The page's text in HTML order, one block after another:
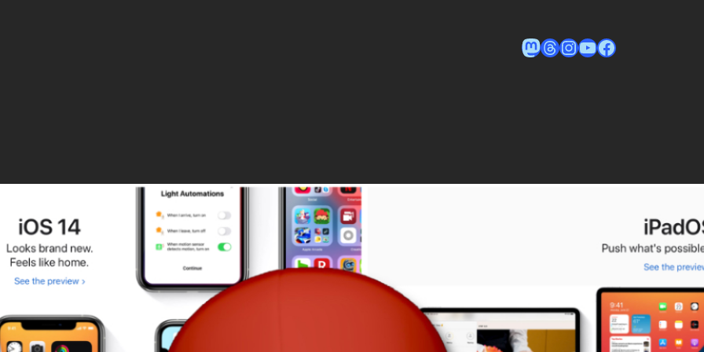
Tom auf Mastodon
Tom on Threads
Instagram
YouTube
Facebook